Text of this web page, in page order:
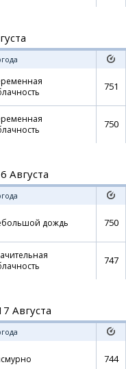
751
750
Августа
дождь 750
747
Августа
744